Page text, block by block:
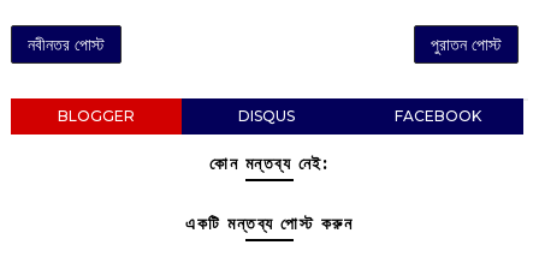
নবীনতর পোস্ট পুরাতন পোস্ট
BLOGGER DISQUS FACEBOOK
কোন মন্তব্য নেই:
একটি মন্তব্য পোস্ট করুন